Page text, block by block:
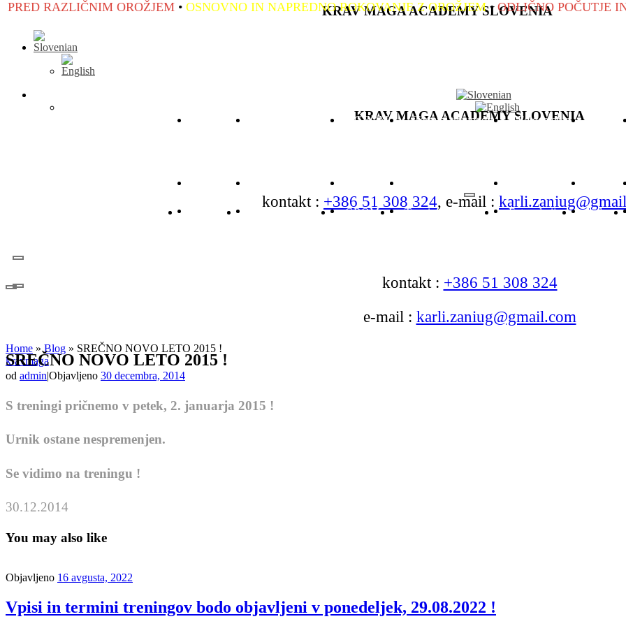
OROŽJEM•OSNOVNO IN NAPREDNO ROKOVANJE Z OROŽJEM•ODLIČNO POČUTJE IN VIŠJA
KRAV MAGA ACADEMY SLOVENIA
KRAV MAGA ACADEMY SLOVENIA
GROM Termini treningov Fotogalerija
Domov KRAV MAGA GROM Termini treningov Fotogalerija Video
kontakt : +386 51 308 324, e-mail :
GROM Termini treningov Fotogalerija Video
kontakt : +386 51 308 324
e-mail : karli.zaniug@gmail.com
Home »Blog » SREČNO NOVO LETO 2015 !
kravmaga
SREČNO NOVO LETO 2015 !
od admin|Objavljeno 30 decembra, 2014
S treningi pričnemo v petek, 2. januarja 2015 !
Urnik ostane nespremenjen.
Se vidimo na treningu !
30.12.2014
You may also like
Objavljeno 16 avgusta, 2022
Vpisi in termini treningov bodo objavljeni v ponedeljek, 29.08.2022 !